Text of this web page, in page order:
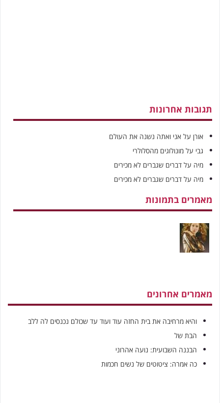
מאמרים אחרונים
והיא מרחיבה את בית החזה עוד ועוד עד שכולם נכנסים לה ללב
הבת של
הבננה השבועית: נועה אהרוני
כה אמרה: ציטוטים של נשים חכמות
תגובות אחרונות
אורן על אני ואתה נשנה את העולם
גבי על מונולוגים מהסלולרי
מיה על דברים שגברים לא מכירים
מיה על דברים שגברים לא מכירים
מאמרים בתמונות